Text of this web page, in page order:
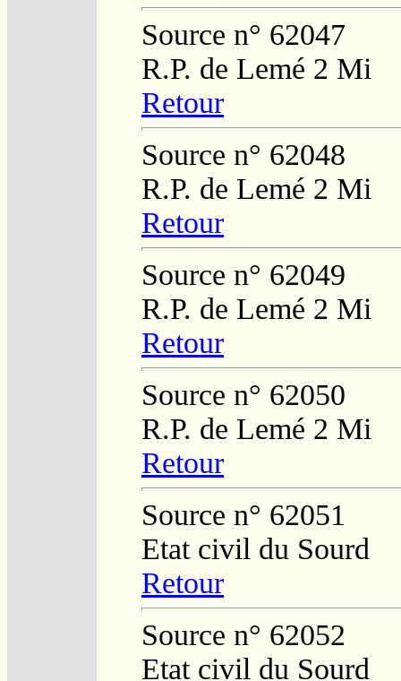
Source n° 62047
R.P. de Lemé 2 Mi
Retour
Source n° 62048
R.P. de Lemé 2 Mi
Retour
Source n° 62049
R.P. de Lemé 2 Mi
Retour
Source n° 62050
R.P. de Lemé 2 Mi
Retour
Source n° 62051
Etat civil du Sourd
Retour
Source n° 62052
Etat civil du Sourd